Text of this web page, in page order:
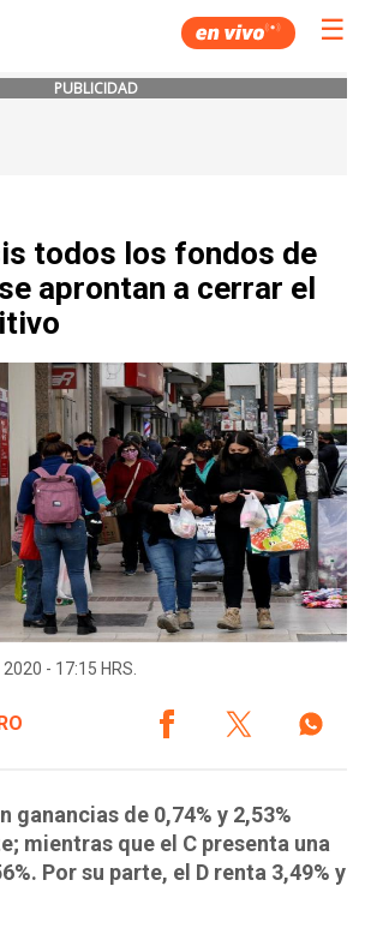
☰
PUBLICIDAD
todos los fondos de
aprontan a cerrar el
2020 - 17:15 HRS.
ganancias de 0,74% y 2,53%
mientras que el C presenta una
Por su parte, el D renta 3,49% y